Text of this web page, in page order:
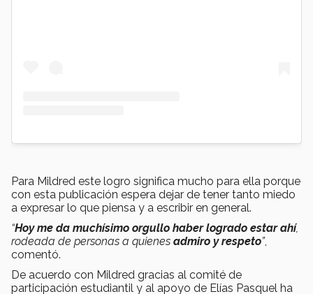
Para Mildred este logro significa mucho para ella porque
con esta publicación espera dejar de tener tanto miedo
a expresar lo que piensa y a escribir en general.
“Hoy me da muchísimo orgullo haber logrado estar ahí,
rodeada de personas a quienes admiro y respeto”,
comentó.
De acuerdo con Mildred gracias al comité de
participación estudiantil y al apoyo de Elías Pasquel ha